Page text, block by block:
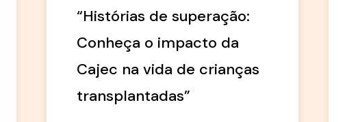
“Histórias de superação:
Conheça o impacto da
Cajec na vida de crianças
transplantadas”